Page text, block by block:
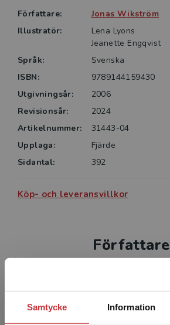
Samtycke Information
inom hälso- och sjukvården.
Författare:
Jonas Wikström
Illustratör:
Lena Lyons
Jeanette Engqvist
Språk:
Svenska
ISBN:
9789144159430
Utgivningsår:
2006
Revisionsår:
2024
Artikelnummer:
31443-04
Upplaga:
Fjärde
Sidantal:
392
Köp- och leveransvillkor
Författare